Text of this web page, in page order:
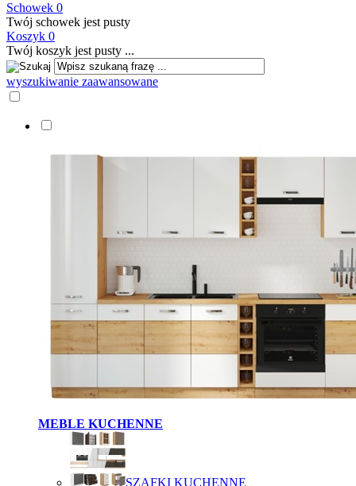
Schowek 0
Twój schowek jest pusty
Koszyk 0
Twój koszyk jest pusty ...
wyszukiwanie zaawansowane
MEBLE KUCHENNE
SZAFKI KUCHENNE